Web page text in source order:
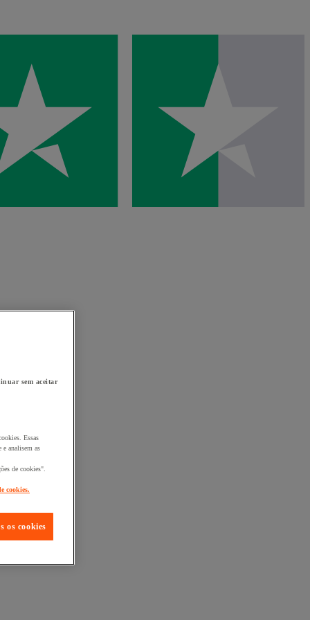
sem aceitar
Essas
e analisem as
de cookies".
cookies.
os cookies